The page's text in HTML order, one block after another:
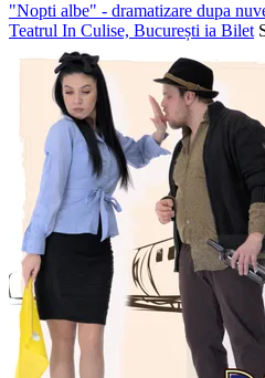
"Nopti albe" - dramatizare dupa
Teatrul In Culise, București ia Bilet